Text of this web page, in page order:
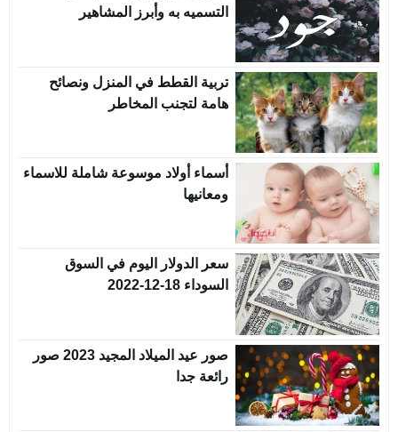
التسميه به وأبرز المشاهير
تربية القطط في المنزل ونصائح
هامة لتجنب المخاطر
أسماء أولاد موسوعة شاملة للاسماء
ومعانيها
سعر الدولار اليوم في السوق
السوداء 18-12-2022
صور عيد الميلاد المجيد 2023 صور
رائعة جدا